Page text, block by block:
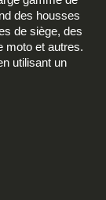
des housses
de siège, des
moto et autres.
utilisant un